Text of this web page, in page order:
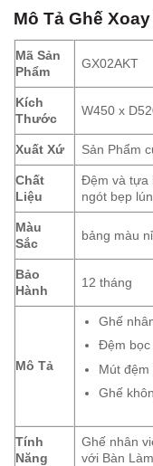
Mô Tả Ghế
Mã Sản
Phẩm
GX02AKT
Kích
Thước
W450 x
Xuất Xứ Sản Phẩm
Chất
Liệu
Đệm và tựa
ngót bẹp
Màu
Sắc
bảng màu
Bảo
Hành
12 tháng
Mô Tả
Ghế
Đệm bọc
Mút đệm
Ghế
Tính
Năng
Ghế nhân
với Bàn